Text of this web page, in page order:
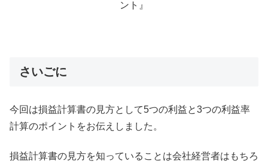
ント』
さいごに
今回は損益計算書の見方として5つの利益と3つの利益率
計算のポイントをお伝えしました。
損益計算書の見方を知っていることは会社経営者はもちろ